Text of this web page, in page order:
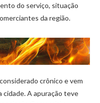
do serviço, situação
da região.
crônico e vem
cidade. A apuração teve